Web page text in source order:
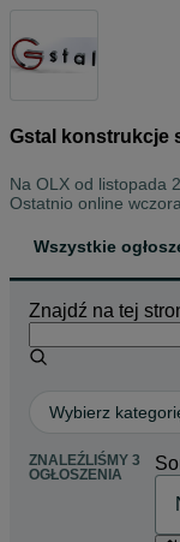
Gstal konstrukcje
Na OLX od listopada
Ostatnio online
Wszystkie
Znajdź na tej
Wybierz
ZNALEŹLIŚMY 3
OGŁOSZENIA